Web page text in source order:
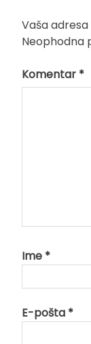
Vaša
Neophodna
Komentar *
Ime *
E-pošta *